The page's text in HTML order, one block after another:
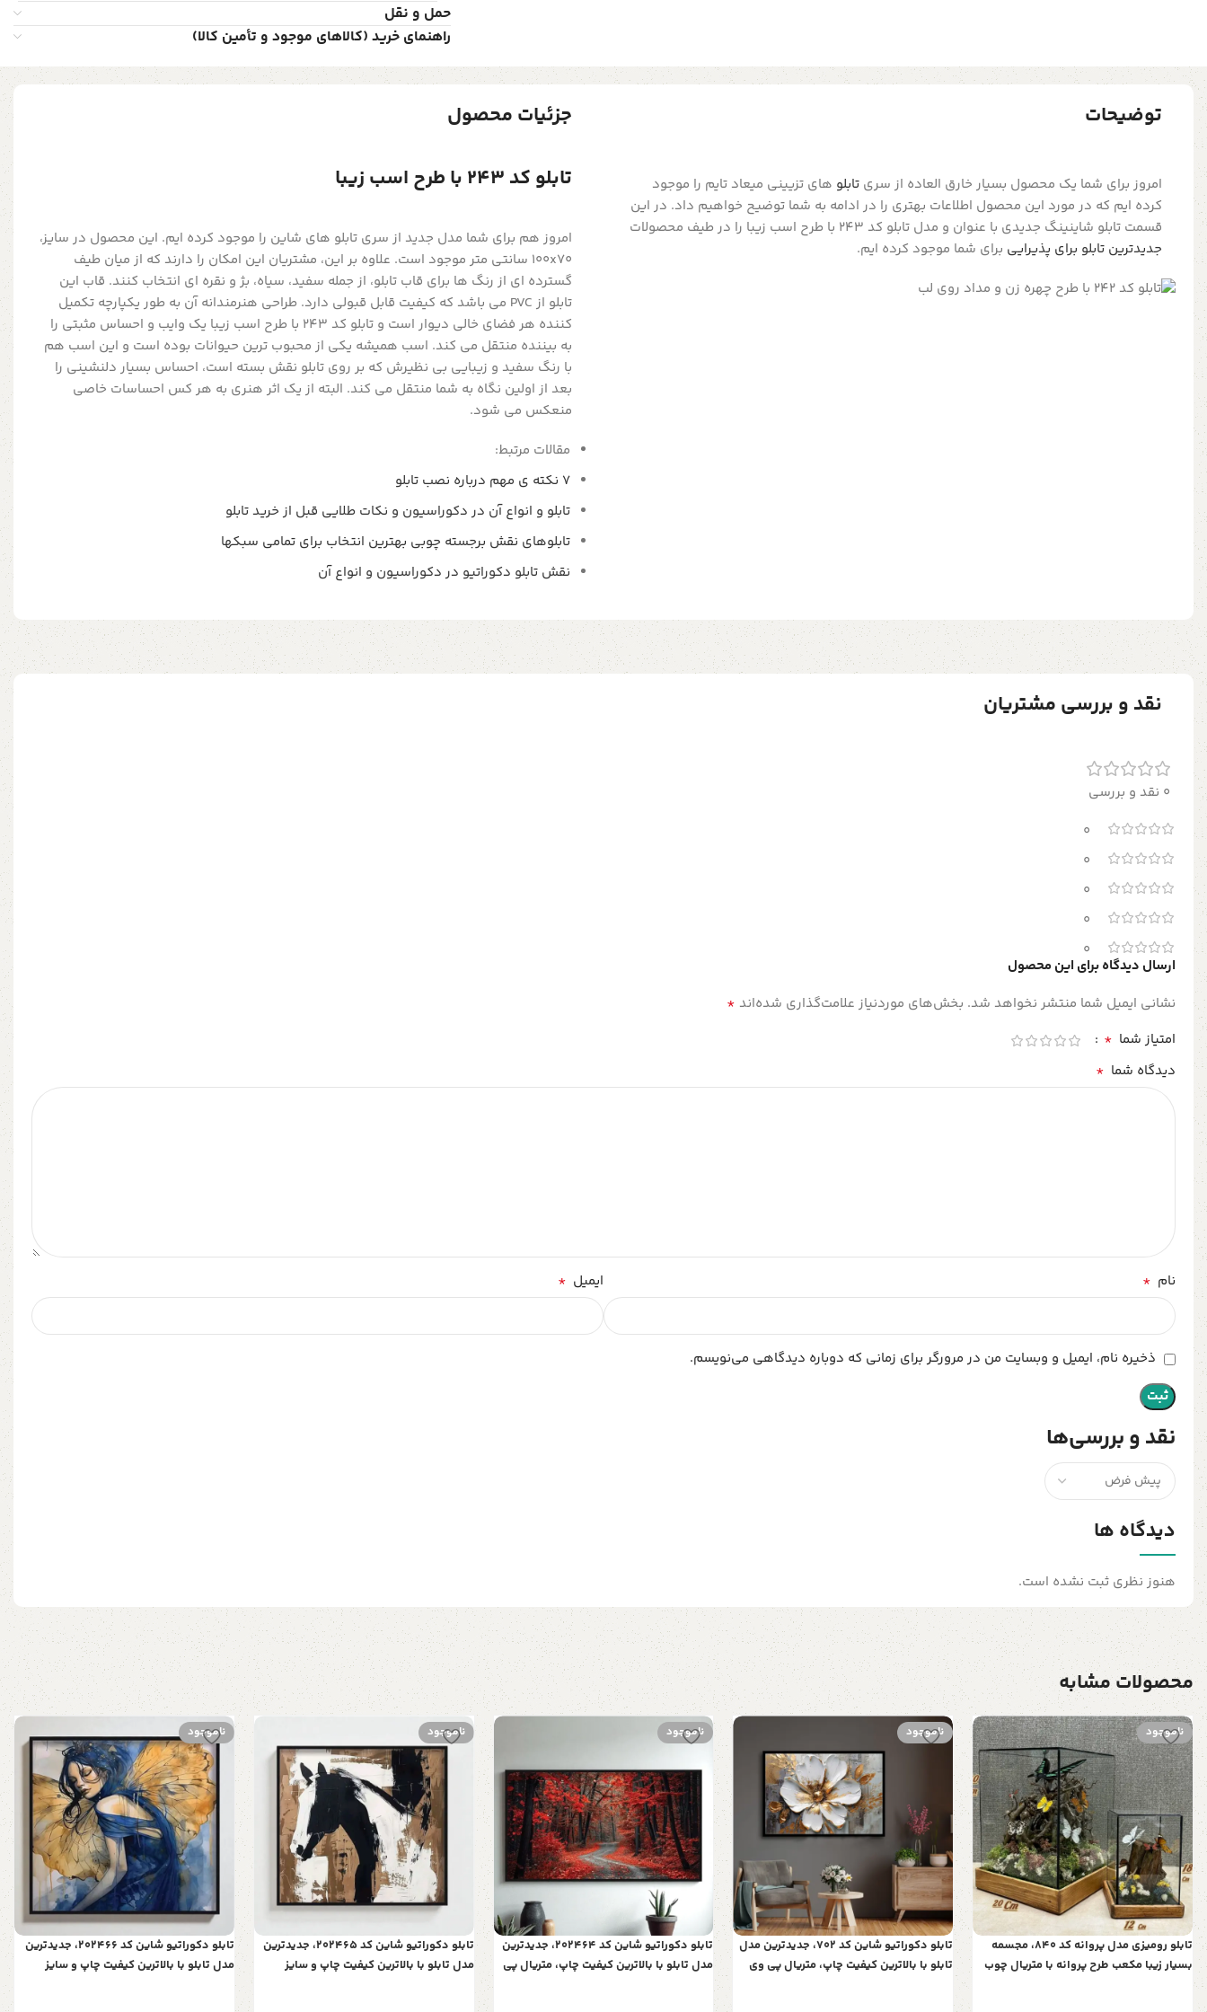
حمل و نقل
راهنمای خرید (کالاهای موجود و تأمین کالا)
توضیحات
امروز برای شما یک محصول بسیار خارق العاده از سری تابلو های تزیینی میعاد تایم را موجود
کرده ایم که در مورد این محصول اطلاعات بهتری را در ادامه به شما توضیح خواهیم داد. در این
قسمت تابلو شاینینگ جدیدی با عنوان و مدل تابلو کد 243 با طرح اسب زیبا را در طیف محصولات
جدیدترین تابلو برای پذیرایی برای شما موجود کرده ایم.
جزئیات محصول
تابلو کد 243 با طرح اسب زیبا
امروز هم برای شما مدل جدید از سری تابلو های شاین را موجود کرده ایم. این محصول در سایز،
100x70 سانتی متر موجود است. علاوه بر این، مشتریان این امکان را دارند که از میان طیف
گسترده ای از رنگ ها برای قاب تابلو، از جمله سفید، سیاه، بژ و نقره ای انتخاب کنند. قاب این
تابلو از PVC می باشد که کیفیت قابل قبولی دارد. طراحی هنرمندانه آن به طور یکپارچه تکمیل
کننده هر فضای خالی دیوار است و تابلو کد 243 با طرح اسب زیبا یک وایب و احساس مثبتی را
به بیننده منتقل می کند. اسب همیشه یکی از محبوب ترین حیوانات بوده است و این اسب هم
با رنگ سفید و زیبایی بی نظیرش که بر روی تابلو نقش بسته است، احساس بسیار دلنشینی را
بعد از اولین نگاه به شما منتقل می کند. البته از یک اثر هنری به هر کس احساسات خاصی
منعکس می شود.
مقالات مرتبط:
7 نکته ی مهم درباره نصب تابلو
تابلو و انواع آن در دکوراسیون و نکات طلایی قبل از خرید تابلو
تابلوهای نقش برجسته چوبی بهترین انتخاب برای تمامی سبکها
نقش تابلو دکوراتیو در دکوراسیون و انواع آن
نقد و بررسی مشتریان
0 نقد و بررسی
0
0
0
0
0
نقد و بررسی‌ها
دیدگاه ها
هنوز نظری ثبت نشده است.
ارسال دیدگاه برای این محصول
نشانی ایمیل شما منتشر نخواهد شد. بخش‌های موردنیاز علامت‌گذاری شده‌اند *
امتیاز شما *
دیدگاه شما *
نام * ایمیل *
ذخیره نام، ایمیل و وبسایت من در مرورگر برای زمانی که دوباره دیدگاهی می‌نویسم.
محصولات مشابه
ناموجود
تابلو رومیزی مدل پروانه کد 840، مجسمه
بسیار زیبا مکعب طرح پروانه با متریال چوب
ناموجود
تابلو دکوراتیو شاین کد 702، جدیدترین مدل
تابلو با بالاترین کیفیت چاپ، متریال پی وی
ناموجود
تابلو دکوراتیو شاین کد 202464، جدیدترین
مدل تابلو با بالاترین کیفیت چاپ، متریال پی
ناموجود
تابلو دکوراتیو شاین کد 202465، جدیدترین
مدل تابلو با بالاترین کیفیت چاپ و سایز
ناموجود
تابلو دکوراتیو شاین کد 202466، جدیدترین
مدل تابلو با بالاترین کیفیت چاپ و سایز